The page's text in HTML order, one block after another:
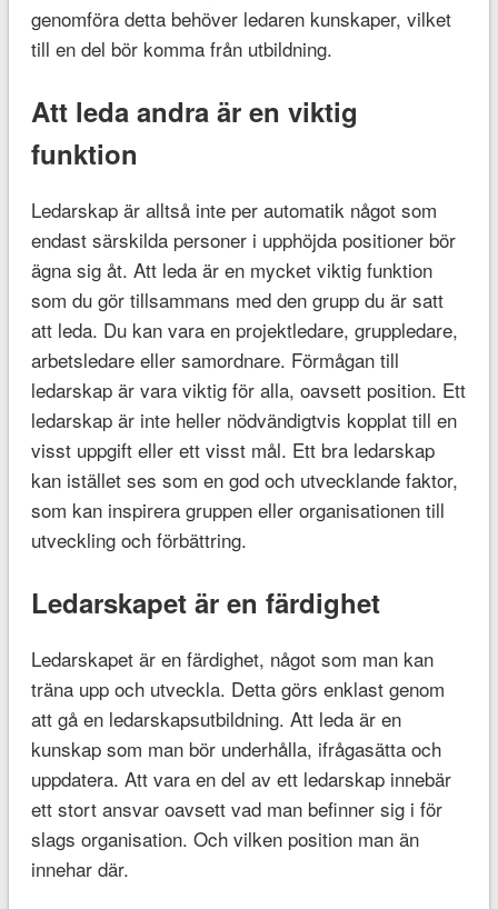
genomföra detta behöver ledaren kunskaper, vilket
till en del bör komma från utbildning.
Att leda andra är en viktig
funktion
Ledarskap är alltså inte per automatik något som
endast särskilda personer i upphöjda positioner bör
ägna sig åt. Att leda är en mycket viktig funktion
som du gör tillsammans med den grupp du är satt
att leda. Du kan vara en projektledare, gruppledare,
arbetsledare eller samordnare. Förmågan till
ledarskap är vara viktig för alla, oavsett position. Ett
ledarskap är inte heller nödvändigtvis kopplat till en
visst uppgift eller ett visst mål. Ett bra ledarskap
kan istället ses som en god och utvecklande faktor,
som kan inspirera gruppen eller organisationen till
utveckling och förbättring.
Ledarskapet är en färdighet
Ledarskapet är en färdighet, något som man kan
träna upp och utveckla. Detta görs enklast genom
att gå en ledarskapsutbildning. Att leda är en
kunskap som man bör underhålla, ifrågasätta och
uppdatera. Att vara en del av ett ledarskap innebär
ett stort ansvar oavsett vad man befinner sig i för
slags organisation. Och vilken position man än
innehar där.